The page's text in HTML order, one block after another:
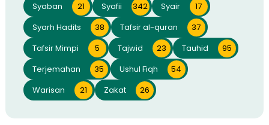
Syaban
21 Syafii 342 Syair
17
Syarh Hadits
38 Tafsir al-quran
37
Tafsir Mimpi
5 Tajwid 23 Tauhid
95
Terjemahan
35 Ushul Fiqh
54
Warisan
21 Zakat 26